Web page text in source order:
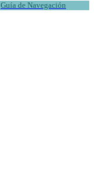
Guía de Navegación